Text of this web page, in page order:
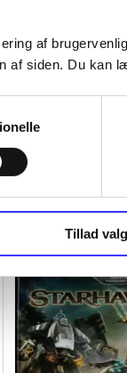
af
af siden. Du kan
Tillad